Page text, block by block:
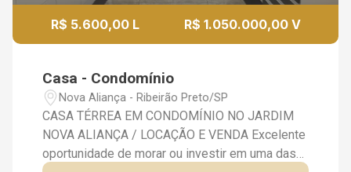
R$ 5.600,00 L R$ 1.050.000,00 V
Casa - Condomínio
Nova Aliança - Ribeirão Preto/SP
CASA TÉRREA EM CONDOMÍNIO NO JARDIM
NOVA ALIANÇA / LOCAÇÃO E VENDA Excelente
oportunidade de morar ou investir em uma das